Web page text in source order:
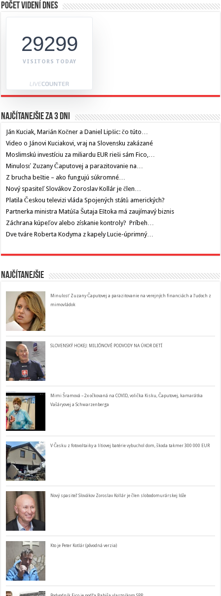
Počet videní dnes
29299
VISITORS TODAY
Najčítanejšie za 3 dni
Ján Kuciak, Marián Kočner a Daniel Lipšic: čo túto…
Video o Jánovi Kuciakovi, vraj na Slovensku zakázané
Moslimskú investíciu za miliardu EUR rieši sám Fico,…
Minulosť Zuzany Čaputovej a parazitovanie na…
Z brucha beštie – ako fungujú súkromné…
Nový spasiteľ Slovákov Zoroslav Kollár je člen…
Platila Českou televizi vláda Spojených států amerických?
Partnerka ministra Matúša Šutaja Eštoka má zaujímavý biznis
Záchrana kúpeľov alebo získanie kontroly? Príbeh…
Dve tváre Roberta Kodyma z kapely Lucie-úprimný…
Najčítanejšie
Minulosť Zuzany Čaputovej a parazitovanie na verejných financiách a ľudoch z
mimovládok
SLOVENSKÝ HOKEJ: MILIÓNOVÉ PODVODY NA ÚKOR DETÍ
Mimi Šramová – 2x očkovaná na COVID, volička Kisku, Čaputovej, kamarátka
Vašáryovej a Schwarzenberga
V Česku z fotovoltaiky a lítiovej batérie vybuchol dom, škoda takmer 300 000 EUR
Nový spasiteľ Slovákov Zoroslav Kollár je člen slobodomurárskej lóže
Kto je Peter Kotlár (pôvodná verzia)